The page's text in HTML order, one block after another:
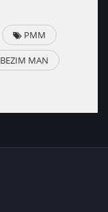
PMM
BEZIM MAN